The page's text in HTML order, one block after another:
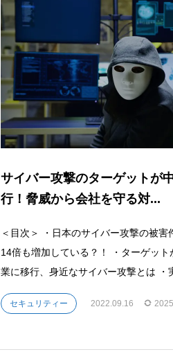
サイバー攻撃のターゲットが
行！脅威から会社を守る対...
＜目次＞ ・日本のサイバー攻撃の被害
14倍も増加している？！ ・ターゲッ
業に移行、身近なサイバー攻撃とは ・
セキュリティー 2022.09.16